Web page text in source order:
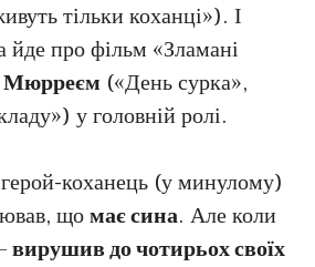
тільки коханці»). І
йде про фільм «Зламані
Мюрреєм («День сурка»,
у головній ролі.
коханець (у минулому)
щомає сина. Але коли
вирушив до чотирьох своїх